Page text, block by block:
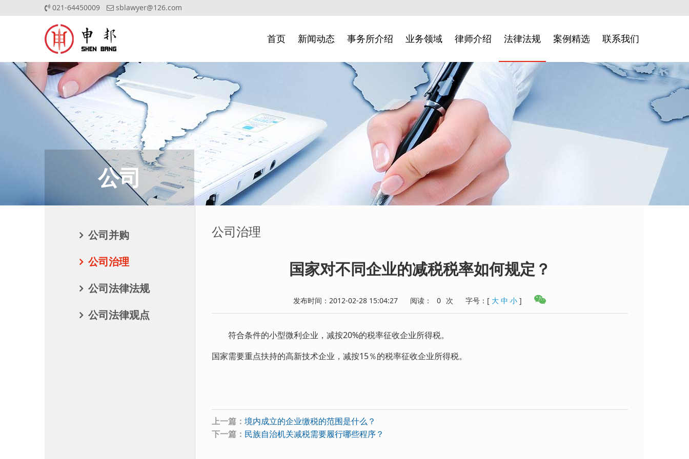
021-64450009 sblawyer@126.com
首页 新闻动态 事务所介绍 业务领域 律师介绍 法律法规 案例精选 联系我们
公司
公司并购
公司治理
公司法律法规
公司法律观点
公司治理
国家对不同企业的减税税率如何规定？
发布时间：2012-02-28 15:04:27 阅读： 0 次 字号： [ 大 中 小 ]
符合条件的小型微利企业，减按20%的税率征收企业所得税。
国家需要重点扶持的高新技术企业，减按15％的税率征收企业所得税。
上一篇： 境内成立的企业缴税的范围是什么？
下一篇： 民族自治机关减税需要履行哪些程序？